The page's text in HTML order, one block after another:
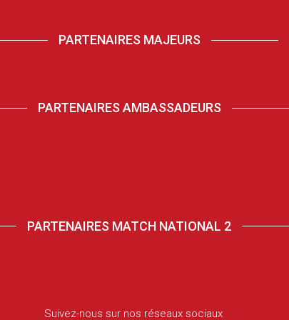
PARTENAIRES MAJEURS
PARTENAIRES AMBASSADEURS
PARTENAIRES MATCH NATIONAL 2
Suivez-nous sur nos réseaux sociaux